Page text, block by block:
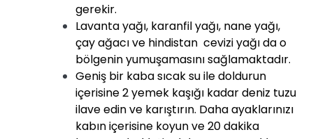
gerekir.
Lavanta yağı, karanfil yağı, nane yağı,
çay ağacı ve hindistan cevizi yağı da o
bölgenin yumuşamasını sağlamaktadır.
Geniş bir kaba sıcak su ile doldurun
içerisine 2 yemek kaşığı kadar deniz tuzu
ilave edin ve karıştırın. Daha ayaklarınızı
kabın içerisine koyun ve 20 dakika